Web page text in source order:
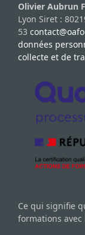
Olivier Aubrun
Lyon Siret :
53
données
collecte et de
Ce qui signifie
formations